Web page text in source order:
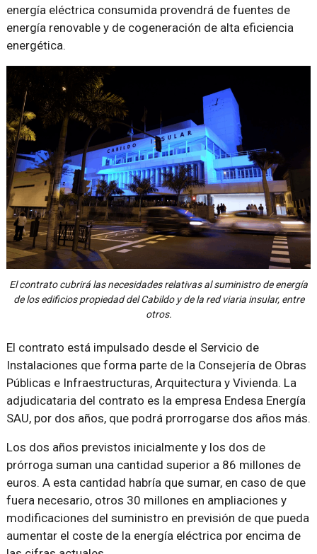
energía eléctrica consumida provendrá de fuentes de
energía renovable y de cogeneración de alta eficiencia
energética.
El contrato cubrirá las necesidades relativas al suministro de energía
de los edificios propiedad del Cabildo y de la red viaria insular, entre
otros.
El contrato está impulsado desde el Servicio de
Instalaciones que forma parte de la Consejería de Obras
Públicas e Infraestructuras, Arquitectura y Vivienda. La
adjudicataria del contrato es la empresa Endesa Energía
SAU, por dos años, que podrá prorrogarse dos años más.
Los dos años previstos inicialmente y los dos de
prórroga suman una cantidad superior a 86 millones de
euros. A esta cantidad habría que sumar, en caso de que
fuera necesario, otros 30 millones en ampliaciones y
modificaciones del suministro en previsión de que pueda
aumentar el coste de la energía eléctrica por encima de